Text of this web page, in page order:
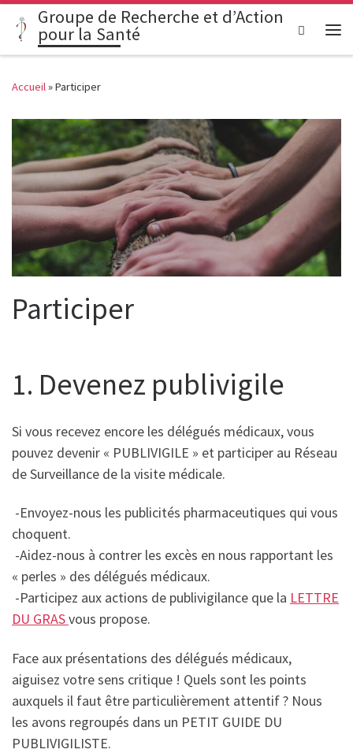
Passer au contenu
Groupe de Recherche et d’Action
pour la Santé
Search
Accueil»Participer
Participer
1. Devenez publivigile
Si vous recevez encore les délégués médicaux, vous
pouvez devenir « PUBLIVIGILE » et participer au Réseau
de Surveillance de la visite médicale.
-Envoyez-nous les publicités pharmaceutiques qui vous
choquent.
-Aidez-nous à contrer les excès en nous rapportant les
« perles » des délégués médicaux.
-Participez aux actions de publivigilance que la LETTRE
DU GRASvous propose.
Face aux présentations des délégués médicaux,
aiguisez votre sens critique ! Quels sont les points
auxquels il faut être particulièrement attentif ? Nous
les avons regroupés dans un PETIT GUIDE DU
PUBLIVIGILISTE.